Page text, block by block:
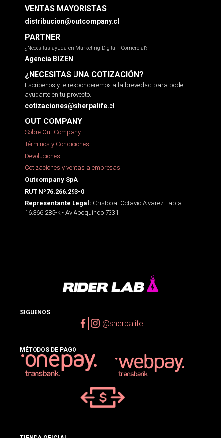
VENTAS MAYORISTAS
distribucion@outcompany.cl
PARTNER
¿Necesitas ayuda en Marketing Digital - Comercial?
Agencia BIZEN
¿NECESITAS UNA COTIZACIÓN?
Escríbenos y te responderemos a la brevedad para poder
ayudarte en tu proyecto.
cotizaciones@sherpalife.cl
OUT COMPANY
Sobre Out Company
Términos y Condiciones
Devoluciones
Cotizaciones y ventas a empresas
Outcompany SpA
RUT Nº76.266.293-0
Representante Legal: Cristobal Octavio Alvarez Tapia -
16.366.285-k - Av Apoquindo 7331
SIGUENOS
@sherpalife
MÉTODOS DE PAGO